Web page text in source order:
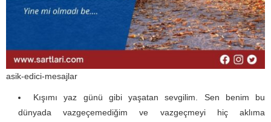
asik-edici-mesajlar
Kışımı yaz günü gibi yaşatan sevgilim. Sen benim bu
dünyada vazgeçemediğim ve vazgeçmeyi hiç aklıma